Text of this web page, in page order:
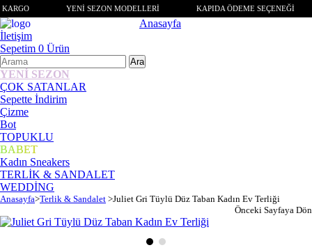
YENİ SEZON MODELLERİ KAPIDA ÖDEME SEÇENEĞİ
Anasayfa
İletişim
Sepetim 0 Ürün
YENİ SEZON
ÇOK SATANLAR
Sepette İndirim
Çizme
Bot
TOPUKLU
BABET
Kadın Sneakers
TERLİK & SANDALET
WEDDİNG
Anasayfa>Terlik & Sandalet >Juliet Gri Tüylü Düz Taban Kadın Ev Terliği
Önceki Sayfaya Dön